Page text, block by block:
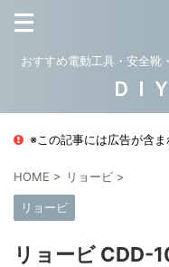
おすすめ電動工具・安全靴
ＤＩ
※この記事には広告が含ま
HOME > リョービ >
リョービ
リョービ CDD-